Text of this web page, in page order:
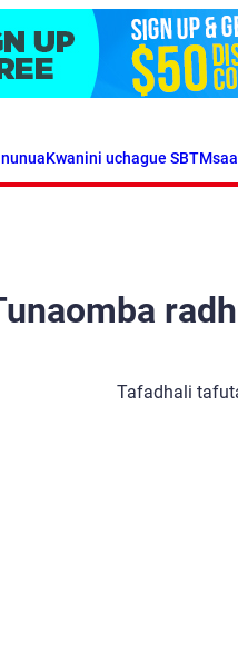
Kwanini uchague SBT
Tafadhali